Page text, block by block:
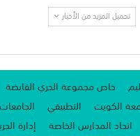
تحميل المزيد من الأخبار
خاص مجموعة الجري القابضة
الكويت التطبيقي
اتحاد المدارس الخاصة إدارة